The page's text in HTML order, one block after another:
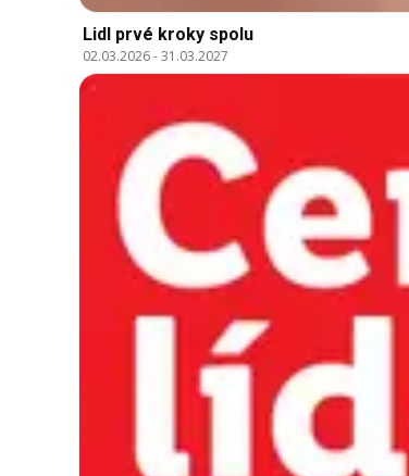
Lidl prvé kroky spolu
02.03.2026-31.03.2027